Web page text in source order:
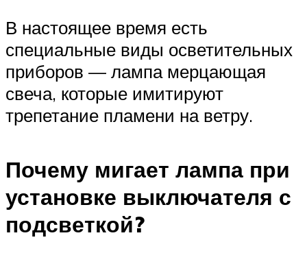
В настоящее время есть
специальные виды осветительных
приборов — лампа мерцающая
свеча, которые имитируют
трепетание пламени на ветру.
Почему мигает лампа при
установке выключателя с
подсветкой?